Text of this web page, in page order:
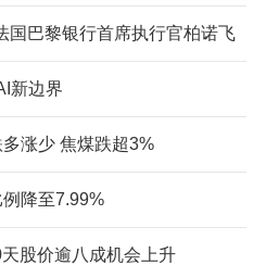
国巴黎银行首席执行官柏诺飞
新边界
涨少 焦煤跌超3%
降至7.99%
股价逾八成机会上升